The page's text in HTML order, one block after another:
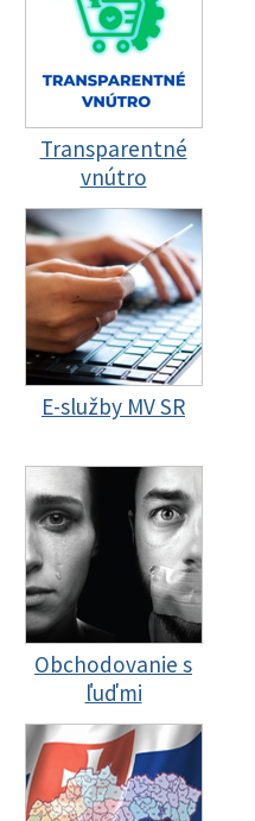
Transparentné
vnútro
E-služby MV SR
Obchodovanie s
ľuďmi